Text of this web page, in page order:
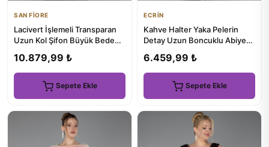
SAN FİORE
Lacivert İşlemeli Transparan
Uzun Kol Şifon Büyük Beden
10.879,99 ₺
Sepete Ekle
ECRİN
Kahve Halter Yaka Pelerin
Detay Uzun Boncuklu Abiye
6.459,99 ₺
Sepete Ekle